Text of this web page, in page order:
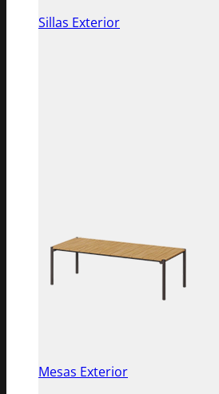
Sillas Exterior
Mesas Exterior